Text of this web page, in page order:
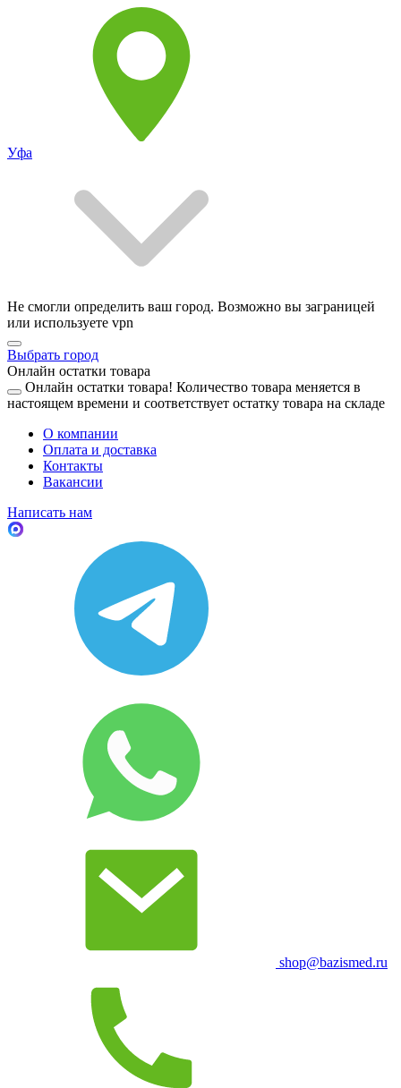
Уфа
Не смогли определить ваш город. Возможно вы заграницей
или используете vpn
Выбрать город
Онлайн остатки товара
Онлайн остатки товара! Количество товара меняется в
настоящем времени и соответствует остатку товара на складе
О компании
Оплата и доставка
Контакты
Вакансии
Написать нам
shop@bazismed.ru